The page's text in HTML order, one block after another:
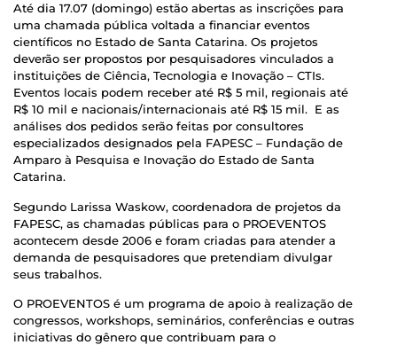
Até dia 17.07 (domingo) estão abertas as inscrições para
uma chamada pública voltada a financiar eventos
científicos no Estado de Santa Catarina. Os projetos
deverão ser propostos por pesquisadores vinculados a
instituições de Ciência, Tecnologia e Inovação – CTIs.
Eventos locais podem receber até R$ 5 mil, regionais até
R$ 10 mil e nacionais/internacionais até R$ 15 mil. E as
análises dos pedidos serão feitas por consultores
especializados designados pela FAPESC – Fundação de
Amparo à Pesquisa e Inovação do Estado de Santa
Catarina.
Segundo Larissa Waskow, coordenadora de projetos da
FAPESC, as chamadas públicas para o PROEVENTOS
acontecem desde 2006 e foram criadas para atender a
demanda de pesquisadores que pretendiam divulgar
seus trabalhos.
O PROEVENTOS é um programa de apoio à realização de
congressos, workshops, seminários, conferências e outras
iniciativas do gênero que contribuam para o